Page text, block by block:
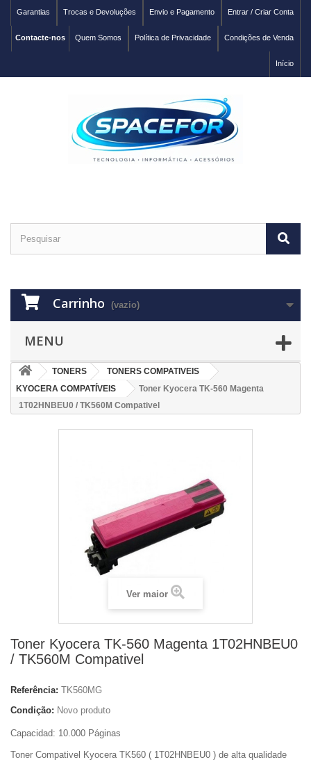
Entrar / Criar Conta
Envio e Pagamento
Trocas e Devoluções
Garantias
Condições de Venda
Política de Privacidade
Quem Somos
Contacte-nos
Início
Carrinho (vazio)
MENU
TONERS
TONERS COMPATIVEIS
KYOCERA COMPATÍVEIS
Toner Kyocera TK-560 Magenta
1T02HNBEU0 / TK560M Compativel
Ver maior
Toner Kyocera TK-560 Magenta 1T02HNBEU0
/ TK560M Compativel
Referência: TK560MG
Condição: Novo produto
Capacidad: 10.000 Páginas
Toner Compativel Kyocera TK560 ( 1T02HNBEU0 ) de alta qualidade